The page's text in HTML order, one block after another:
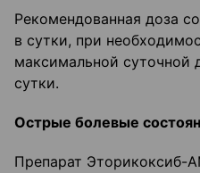
Рекомендованная доза
в сутки, при
максимальной суточной
сутки.
Острые болевые
Препарат Эторикоксиб-